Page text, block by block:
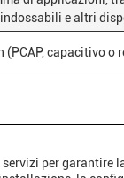
e altri
(PCAP, capacitivo o
per garantire